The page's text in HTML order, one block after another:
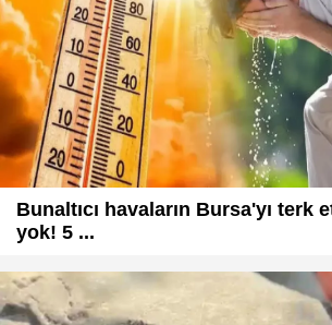
Bunaltıcı havaların Bursa'yı terk
yok! 5 ...